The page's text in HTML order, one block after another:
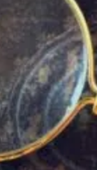
Smartphones
und